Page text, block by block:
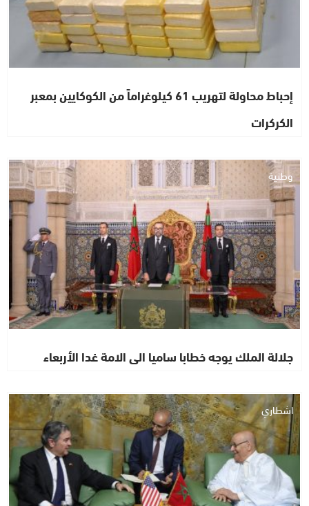
إحباط محاولة لتهريب 61 كيلوغراماً من الكوكايين بمعبر
الكركرات
وطنية
جلالة الملك يوجه خطابا ساميا الى الامة غدا الأربعاء
اشطاري